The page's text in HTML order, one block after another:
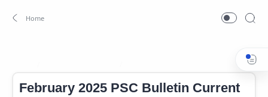
February 2025 PSC Bulletin Current